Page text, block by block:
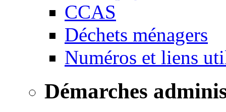
CCAS
Déchets ménagers
Numéros et liens
Démarches